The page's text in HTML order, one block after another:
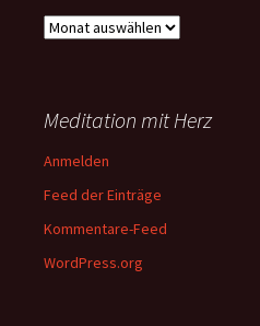
Archive
Meditation mit Herz
Anmelden
Feed der Einträge
Kommentare-Feed
WordPress.org